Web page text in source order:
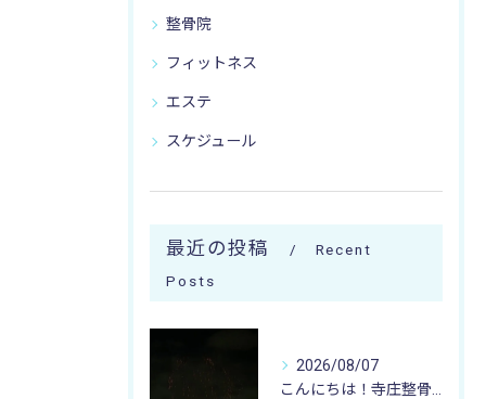
整骨院
フィットネス
エステ
スケジュール
最近の投稿
Recent
Posts
2026/08/07